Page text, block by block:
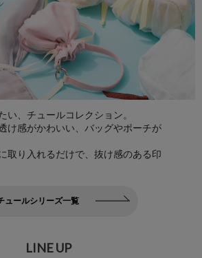
い、チュールコレクション。
け感がかわいい、バッグやポーチが
取り入れるだけで、抜け感のある印
ュールシリーズ一覧
LINE UP